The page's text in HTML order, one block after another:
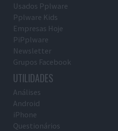
Usados Pplware
Pplware Kids
Empresas Hoje
PiPplware
Newsletter
Grupos Facebook
UTILIDADES
Análises
Android
iPhone
Questionários